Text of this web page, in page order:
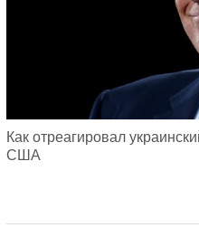
Как отреагировал
США